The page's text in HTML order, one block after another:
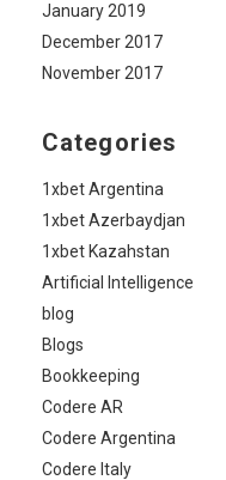
January 2019
December 2017
November 2017
Categories
1xbet Argentina
1xbet Azerbaydjan
1xbet Kazahstan
Artificial Intelligence
blog
Blogs
Bookkeeping
Codere AR
Codere Argentina
Codere Italy